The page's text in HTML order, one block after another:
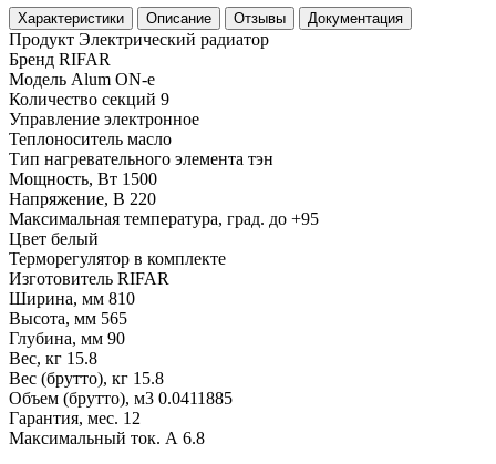
Характеристики Описание Отзывы Документация
Продукт Электрический радиатор
Бренд RIFAR
Модель Alum ON-e
Количество секций 9
Управление электронное
Теплоноситель масло
Тип нагревательного элемента тэн
Мощность, Вт 1500
Напряжение, В 220
Максимальная температура, град. до +95
Цвет белый
Терморегулятор в комплекте
Изготовитель RIFAR
Ширина, мм 810
Высота, мм 565
Глубина, мм 90
Вес, кг 15.8
Вес (брутто), кг 15.8
Объем (брутто), м3 0.0411885
Гарантия, мес. 12
Максимальный ток. А 6.8